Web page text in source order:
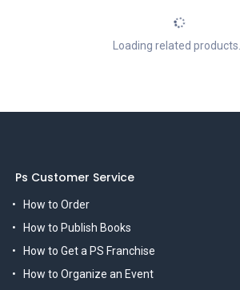
Loading related products...
Ps Customer Service
How to Order
How to Publish Books
How to Get a PS Franchise
How to Organize an Event